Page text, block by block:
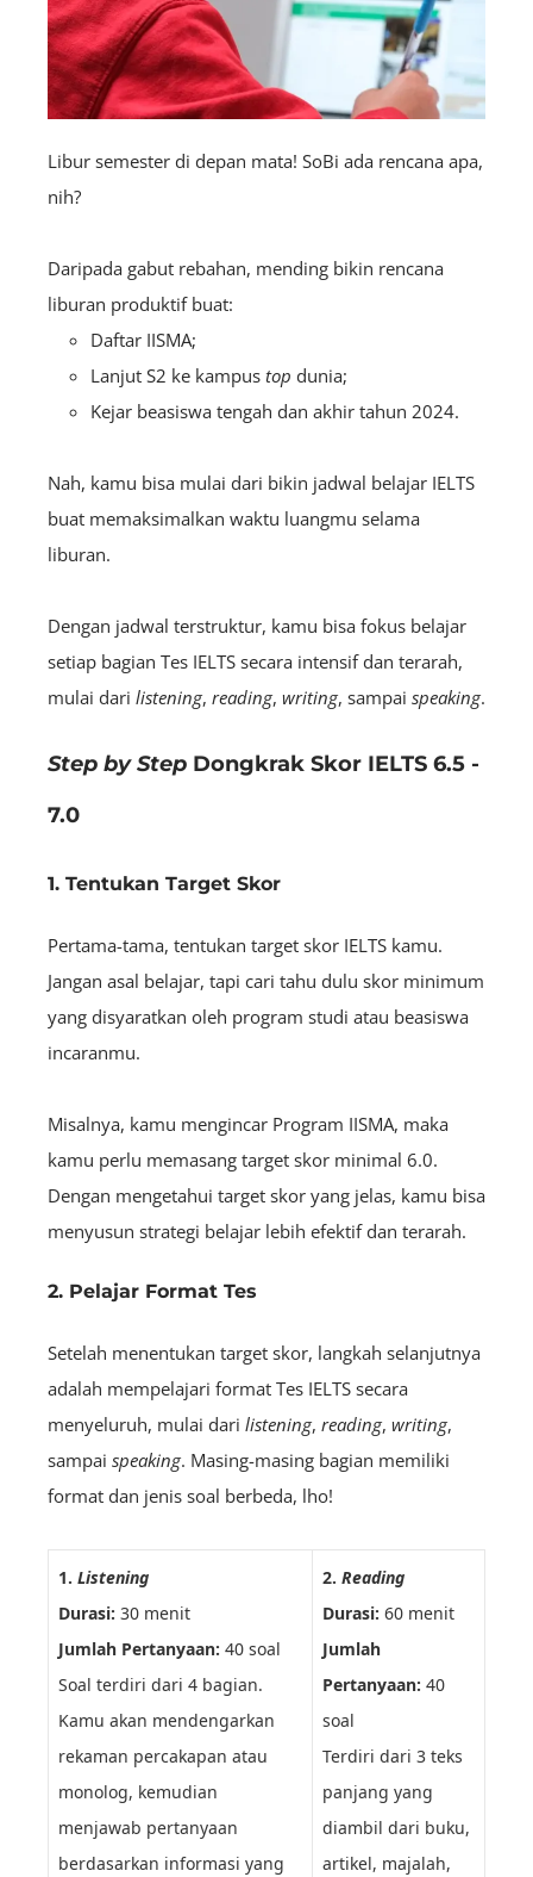
Libur semester di depan mata! SoBi ada rencana apa,
nih?
Daripada gabut rebahan, mending bikin rencana
liburan produktif buat:
Daftar IISMA;
Lanjut S2 ke kampus top dunia;
Kejar beasiswa tengah dan akhir tahun 2024.
Nah, kamu bisa mulai dari bikin jadwal belajar IELTS
buat memaksimalkan waktu luangmu selama
liburan.
Dengan jadwal terstruktur, kamu bisa fokus belajar
setiap bagian Tes IELTS secara intensif dan terarah,
mulai dari listening, reading, writing, sampai speaking.
Step by Step Dongkrak Skor IELTS 6.5 -
7.0
1. Tentukan Target Skor
Pertama-tama, tentukan target skor IELTS kamu.
Jangan asal belajar, tapi cari tahu dulu skor minimum
yang disyaratkan oleh program studi atau beasiswa
incaranmu.
Misalnya, kamu mengincar Program IISMA, maka
kamu perlu memasang target skor minimal 6.0.
Dengan mengetahui target skor yang jelas, kamu bisa
menyusun strategi belajar lebih efektif dan terarah.
2. Pelajar Format Tes
Setelah menentukan target skor, langkah selanjutnya
adalah mempelajari format Tes IELTS secara
menyeluruh, mulai dari listening, reading, writing,
sampai speaking. Masing-masing bagian memiliki
format dan jenis soal berbeda, lho!
1. Listening
Durasi: 30 menit
Jumlah Pertanyaan: 40 soal
Soal terdiri dari 4 bagian.
Kamu akan mendengarkan
rekaman percakapan atau
monolog, kemudian
menjawab pertanyaan
berdasarkan informasi yang
2. Reading
Durasi: 60 menit
Jumlah
Pertanyaan: 40
soal
Terdiri dari 3 teks
panjang yang
diambil dari buku,
artikel, majalah,